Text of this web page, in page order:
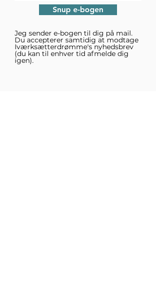
Snup e-bogen
Jeg sender e-bogen til dig på mail.
Du accepterer samtidig at modtage
Iværksætterdrømme's nyhedsbrev
(du kan til enhver tid afmelde dig
igen).